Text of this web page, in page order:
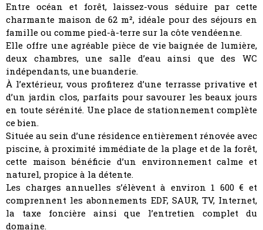
Entre océan et forêt, laissez-vous séduire par cette
charmante maison de 62 m², idéale pour des séjours en
famille ou comme pied-à-terre sur la côte vendéenne.
Elle offre une agréable pièce de vie baignée de lumière,
deux chambres, une salle d’eau ainsi que des WC
indépendants, une buanderie.
À l’extérieur, vous profiterez d’une terrasse privative et
d’un jardin clos, parfaits pour savourer les beaux jours
en toute sérénité. Une place de stationnement complète
ce bien.
Située au sein d’une résidence entièrement rénovée avec
piscine, à proximité immédiate de la plage et de la forêt,
cette maison bénéficie d’un environnement calme et
naturel, propice à la détente.
Les charges annuelles s’élèvent à environ 1 600 € et
comprennent les abonnements EDF, SAUR, TV, Internet,
la taxe foncière ainsi que l’entretien complet du
domaine.